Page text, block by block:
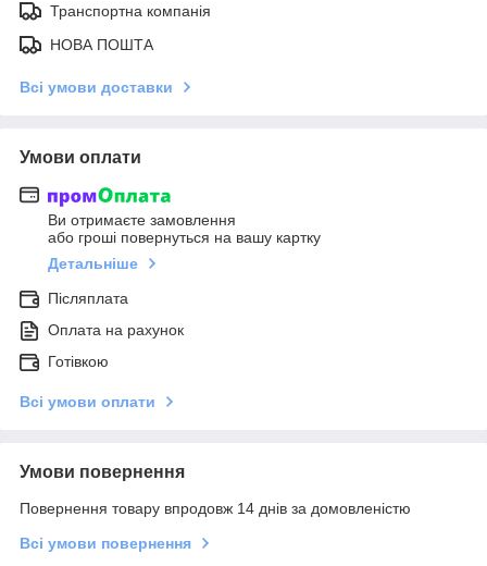
Транспортна компанія
НОВА ПОШТА
Всі умови доставки
Умови оплати
Ви отримаєте замовлення
або гроші повернуться на вашу картку
Детальніше
Післяплата
Оплата на рахунок
Готівкою
Всі умови оплати
Умови повернення
Повернення товару впродовж 14 днів за домовленістю
Всі умови повернення